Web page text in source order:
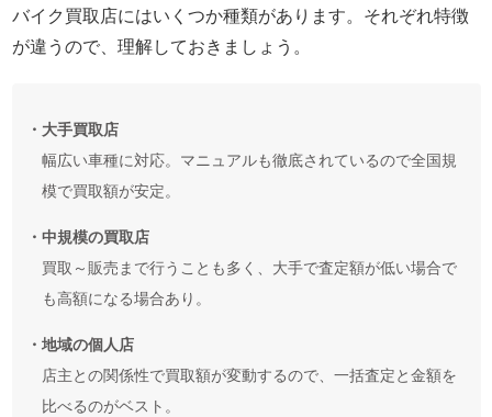
バイク買取店にはいくつか種類があります。それぞれ特徴
が違うので、理解しておきましょう。
・大手買取店
幅広い車種に対応。マニュアルも徹底されているので全国規
模で買取額が安定。
・中規模の買取店
買取～販売まで行うことも多く、大手で査定額が低い場合で
も高額になる場合あり。
・地域の個人店
店主との関係性で買取額が変動するので、一括査定と金額を
比べるのがベスト。